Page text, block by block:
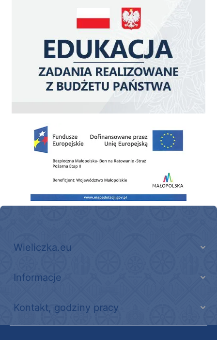
Zakup fabrycznie nowego, średniego samochodu ratowniczo-gaśniczego z
Wieliczka.eu
Informacje
Kontakt, godziny pracy